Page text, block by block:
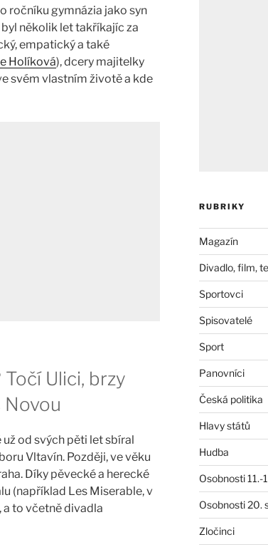
ročníku gymnázia jako syn
několik let takříkajíc za
empatický a také
Holíková), dcery majitelky
svém vlastním životě a kde
Ulici, brzy
Novou
od svých pěti let sbíral
Vltavín. Později, ve věku
Díky pěvecké a herecké
(například Les Miserable, v
a to včetně divadla
RUBRIKY
Magazín
Divadlo, film,
Sportovci
Spisovatelé
Sport
Panovníci
Česká politika
Hlavy států
Hudba
Osobnosti 11.-
Osobnosti 20.
Zločinci